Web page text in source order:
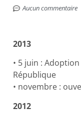
Aucun commentaire
2013
• 5 juin :
République
• novembre :
2012